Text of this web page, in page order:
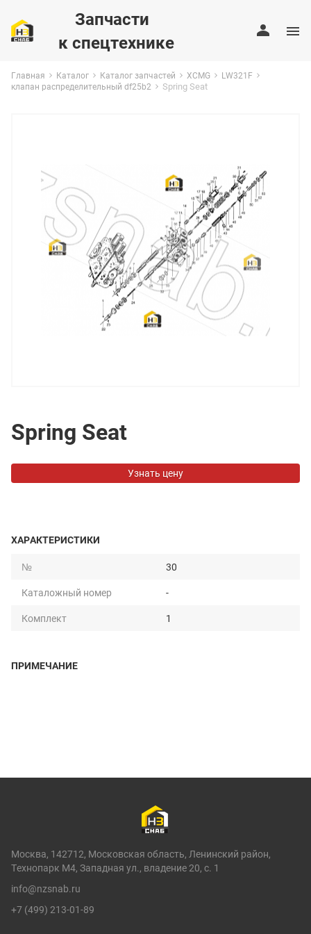
Запчасти
к спецтехнике
Главная Каталог Каталог запчастей XCMG
LW321F
клапан распределительный df25b2
Spring Seat
Spring Seat
Узнать цену
ХАРАКТЕРИСТИКИ
№
30
Каталожный номер
-
Комплект
1
ПРИМЕЧАНИЕ
Москва, 142712, Московская область, Ленинский район,
Технопарк М4, Западная ул., владение 20, с. 1
info@nzsnab.ru
+7 (499) 213-01-89